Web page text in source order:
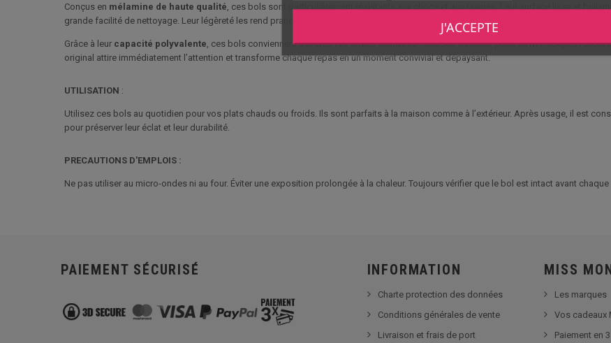
J'ACCEPTE
Conçus en mélamine de haute qualité, ces bols sont particulièrement résistants aux chocs et aux rayures. Leur surface lisse et
grande facilité de nettoyage. Leur légèreté les rend pratiques à transporter, ce qui en fait un choix idéal pour les repas en extérieur, les
Grâce à leur capacité polyvalente, ces bols conviennent à toutes vos envies culinaires : salades fraîches, poke bowls, soupes
original attire immédiatement l’attention et transforme chaque repas en un moment convivial et dépaysant.
UTILISATION :
Utilisez ces bols au quotidien pour vos plats chauds ou froids. Ils sont parfaits à la maison comme à l’extérieur. Après usage, il est
pour préserver leur éclat et leur durabilité.
PRECAUTIONS D'EMPLOIS :
Ne pas utiliser au micro-ondes ni au four. Éviter une exposition prolongée à la chaleur. Toujours vérifier que le bol est intact avant
PAIEMENT SÉCURISÉ INFORMATION
Charte protection des données
Conditions générales de vente
Livraison et frais de port
MISS
Les marques
Vos cadeaux
Paiement en